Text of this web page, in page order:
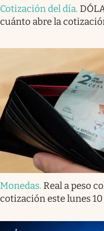
Cotización del día.
cuánto abre la
Monedas. Real a peso
cotización este lunes